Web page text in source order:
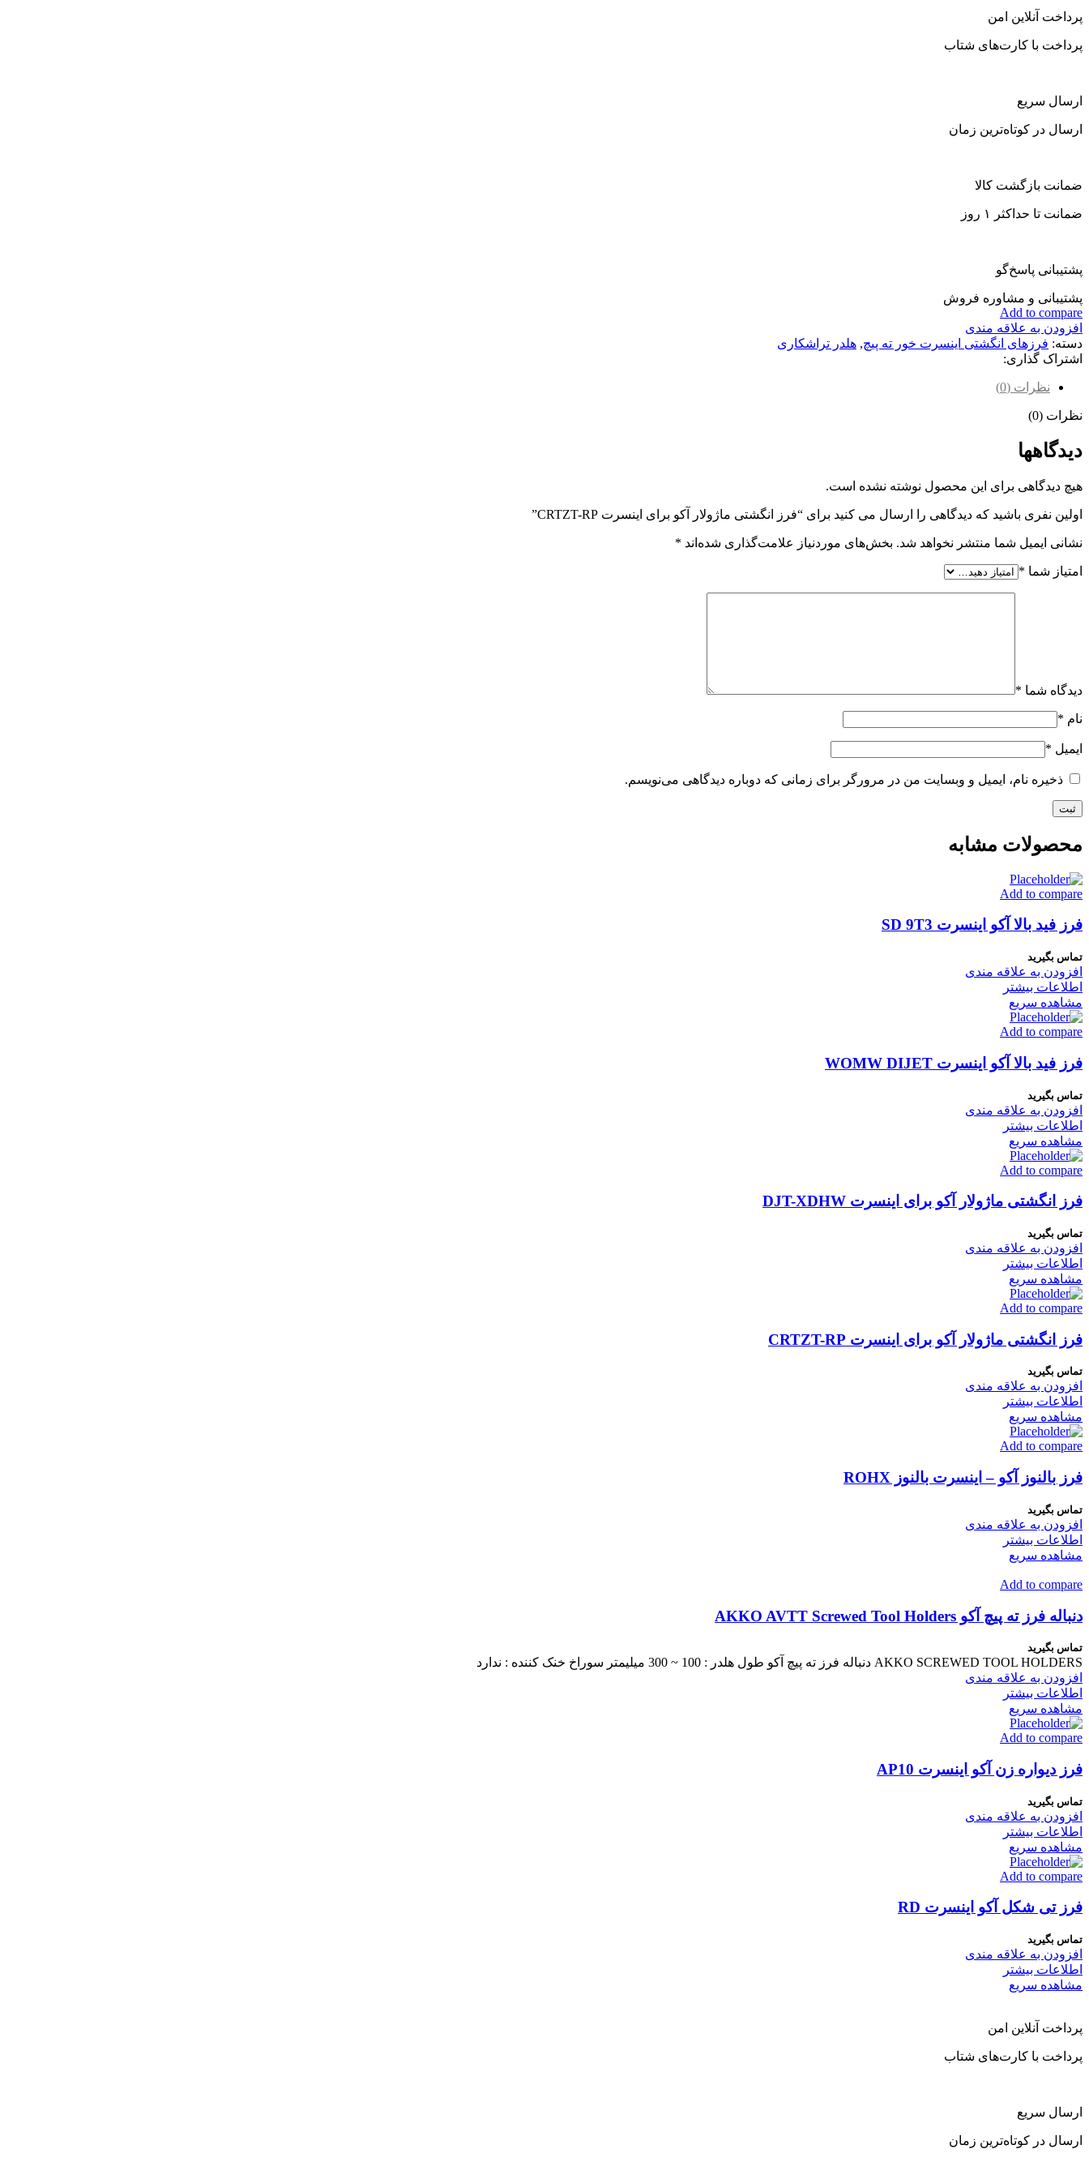
پرداخت آنلاین امن
پرداخت با کارت‌های شتاب
ارسال سریع
ارسال در کوتاه‌ترین زمان
ضمانت بازگشت کالا
ضمانت تا حداکثر ۱ روز
پشتیبانی پاسخ‌گو
پشتیبانی و مشاوره فروش
Add to compare
افزودن به علاقه مندی
دسته: فرزهای انگشتی اینسرت خور ته پیچ, هلدر تراشکاری
اشتراک گذاری:
نظرات (0)
نظرات (0)
دیدگاهها
هیچ دیدگاهی برای این محصول نوشته نشده است.
اولین نفری باشید که دیدگاهی را ارسال می کنید برای “فرز انگشتی ماژولار آکو برای اینسرت CRTZT-RP”
نشانی ایمیل شما منتشر نخواهد شد. بخش‌های موردنیاز علامت‌گذاری شده‌اند *
امتیاز شما *
دیدگاه شما *
نام *
ایمیل *
ذخیره نام، ایمیل و وبسایت من در مرورگر برای زمانی که دوباره دیدگاهی می‌نویسم.
محصولات مشابه
Add to compare
فرز فید بالا آکو اینسرت SD 9T3
تماس بگیرید
افزودن به علاقه مندی
اطلاعات بیشتر
مشاهده سریع
Add to compare
فرز فید بالا آکو اینسرت WOMW DIJET
تماس بگیرید
افزودن به علاقه مندی
اطلاعات بیشتر
مشاهده سریع
Add to compare
فرز انگشتی ماژولار آکو برای اینسرت DJT-XDHW
تماس بگیرید
افزودن به علاقه مندی
اطلاعات بیشتر
مشاهده سریع
Add to compare
فرز انگشتی ماژولار آکو برای اینسرت CRTZT-RP
تماس بگیرید
افزودن به علاقه مندی
اطلاعات بیشتر
مشاهده سریع
Add to compare
فرز بالنوز آکو – اینسرت بالنوز ROHX
تماس بگیرید
افزودن به علاقه مندی
اطلاعات بیشتر
مشاهده سریع
Add to compare
دنباله فرز ته پیچ آکو AKKO AVTT Screwed Tool Holders
تماس بگیرید
AKKO SCREWED TOOL HOLDERS دنباله فرز ته پیچ آکو طول هلدر : 100 ~ 300 میلیمتر سوراخ خنک کننده : ندارد
افزودن به علاقه مندی
اطلاعات بیشتر
مشاهده سریع
Add to compare
فرز دیواره زن آکو اینسرت AP10
تماس بگیرید
افزودن به علاقه مندی
اطلاعات بیشتر
مشاهده سریع
Add to compare
فرز تی شکل آکو اینسرت RD
تماس بگیرید
افزودن به علاقه مندی
اطلاعات بیشتر
مشاهده سریع
پرداخت آنلاین امن
پرداخت با کارت‌های شتاب
ارسال سریع
ارسال در کوتاه‌ترین زمان